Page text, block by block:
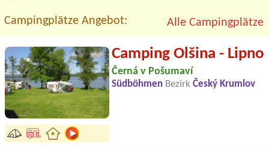
Campingplätze Angebot: Alle Campingplätze
Camping Olšina - Lipno
Černá v Pošumaví
Südböhmen Bezirk Český Krumlov